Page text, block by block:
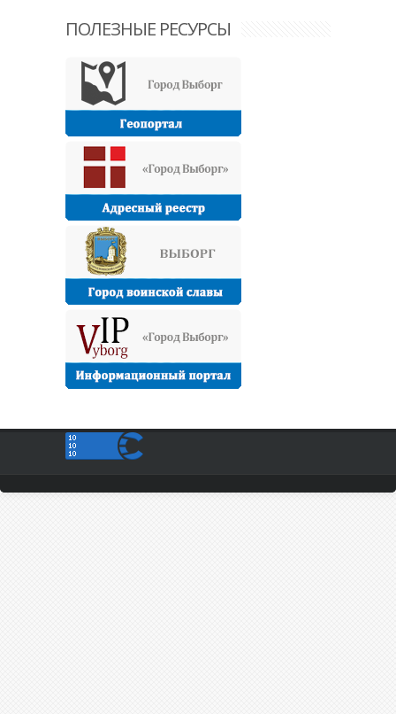
ПОЛЕЗНЫЕ РЕСУРСЫ